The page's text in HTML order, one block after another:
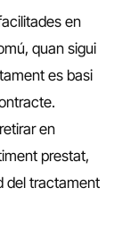
en
quan sigui
es basi
en
prestat,
del tractament